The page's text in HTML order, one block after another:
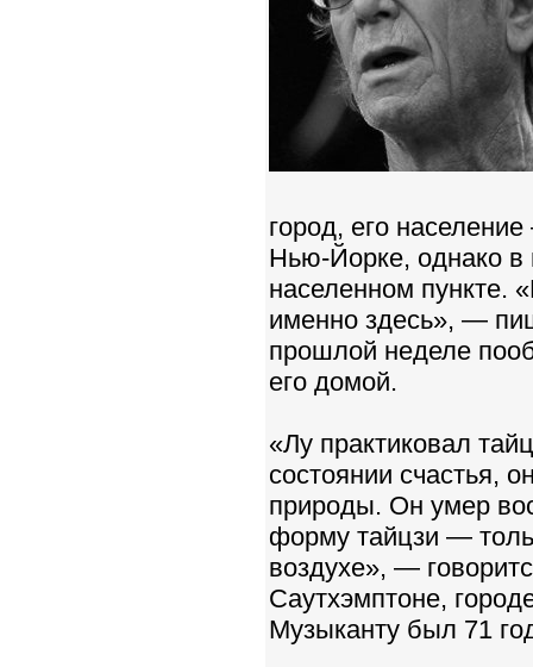
город, его
Нью-Йорке, однако в
населенном
именно здесь», —
прошлой неделе
его домой.
«Лу практиковал
состоянии счастья,
природы. Он умер
форму тайцзи —
воздухе», —
Саутхэмптоне,
Музыканту был 71